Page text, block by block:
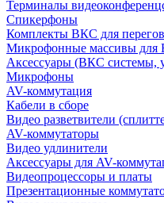
Терминалы
Спикерфоны
Комплекты ВКС для
Микрофонные массивы
Аксессуары (ВКС системы,
Микрофоны
AV-коммутация
Кабели в сборе
Видео разветвители
AV-коммутаторы
Видео удлинители
Аксессуары для AV-
Видеопроцессоры и платы
Презентационные